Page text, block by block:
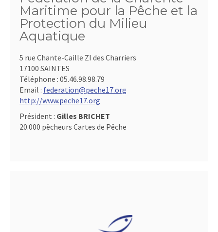
Maritime pour la Pêche et la
Protection du Milieu
Aquatique
5 rue Chante-Caille ZI des Charriers
17100 SAINTES
Téléphone : 05.46.98.98.79
Email : federation@peche17.org
http://www.peche17.org
Président : Gilles BRICHET
20.000 pêcheurs Cartes de Pêche